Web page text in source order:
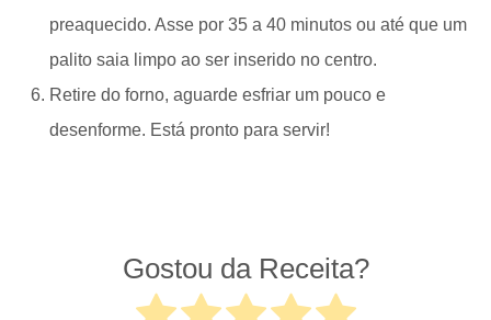
preaquecido. Asse por 35 a 40 minutos ou até que um
palito saia limpo ao ser inserido no centro.
Retire do forno, aguarde esfriar um pouco e
desenforme. Está pronto para servir!
Gostou da Receita?